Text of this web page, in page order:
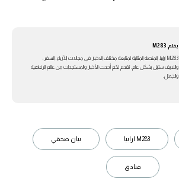
بقلم M283
M283 ارابيا، المنصة المثالية لمتابعة مختلف الاخبار في مجالات الأزياء، السفر،
واللايف ستايل بشكل عام. تقدم لكم أحدث الأخبار والمستجدات من عالم الرفاهية
والجمال.
M283 ارابيا بيان صحفي
فنادق